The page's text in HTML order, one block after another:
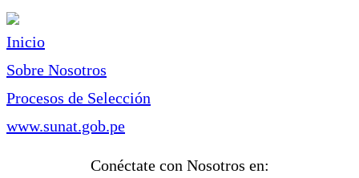
Inicio
Sobre Nosotros
Procesos de Selección
www.sunat.gob.pe
Conéctate con Nosotros en: